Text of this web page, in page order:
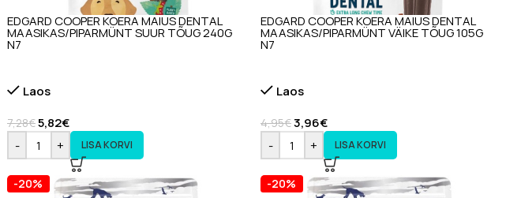
EDGARD COOPER KOERA MAIUS DENTAL
MAASIKAS/PIPARMÜNT SUUR TÕUG 240G
N7
Laos
7,28€5,82€
-
+ LISA KORVI
EDGARD COOPER KOERA MAIUS DENTAL
MAASIKAS/PIPARMÜNT VÄIKE TÕUG 105G
N7
Laos
4,95€3,96€
-
+ LISA KORVI
-20% -20%